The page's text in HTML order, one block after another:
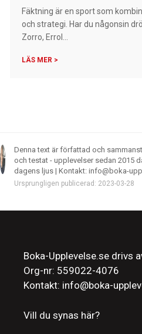
Fäktning är en sport som
och strategi. Har du någonsin
Zorro, Errol...
LÄS MER >
Denna text är författad och
och testat - upplevelser sedan 2015
dagens ljus | Kontakt: info@boka-
Ursprungligen publicerad: 2023-03-28
Boka-Upplevelse.se drivs
Org-nr: 559022-4076
Kontakt: info@boka-
Vill du synas här?